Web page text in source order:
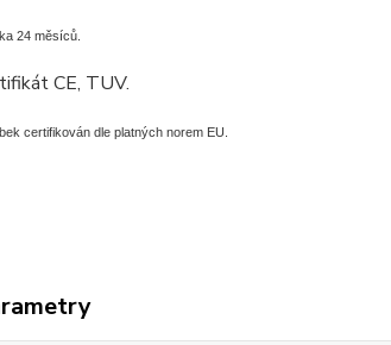
24 měsíců.
CE, TUV.
certifikován dle platných norem EU.